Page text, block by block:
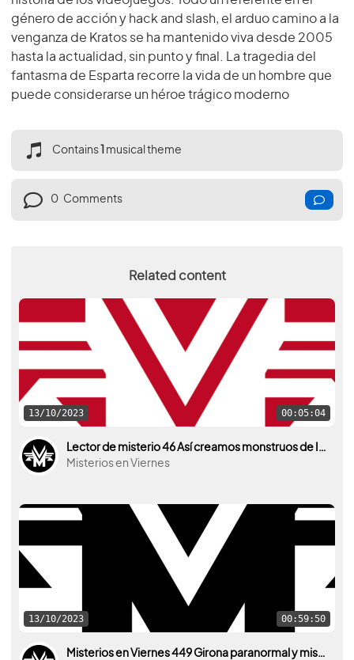
género de acción y hack and slash, el arduo camino a la
venganza de Kratos se ha mantenido viva desde 2005
hasta la actualidad, sin punto y final. La tragedia del
fantasma de Esparta recorre la vida de un hombre que
puede considerarse un héroe trágico moderno
Contains musical theme
0 Comments
Related content
13/10/2023 00:05:04
Lector de misterio 46 Así creamos monstruos de Ignacio Cabria
Misterios en Viernes
13/10/2023 00:59:50
Misterios en Viernes 449 Girona paranormal y misteriosa